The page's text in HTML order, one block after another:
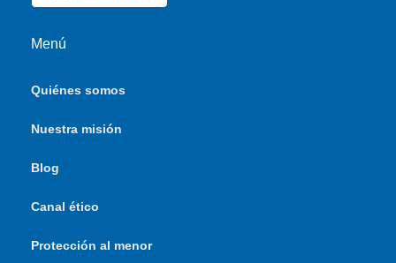
Menú
Quiénes somos
Nuestra misión
Blog
Canal ético
Protección al menor